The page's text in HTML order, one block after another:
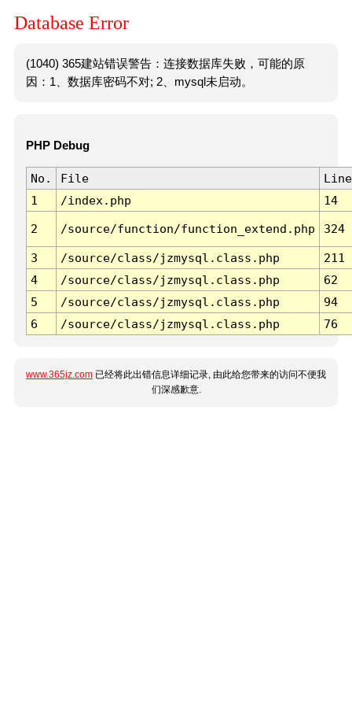
Database Error
(1040) 365建站错误警告：连接数据库失败，可能的原
因：1、数据库密码不对; 2、mysql未启动。
PHP Debug
No. File
Line
1
/index.php 14
2 /source/function/function_extend.php 324
3 /source/class/jzmysql.class.php
211
4
/source/class/jzmysql.class.php
62
5
/source/class/jzmysql.class.php
94
6
/source/class/jzmysql.class.php 76
www.365jz.com 已经将此出错信息详细记录, 由此给您带来的访问不便我
们深感歉意.